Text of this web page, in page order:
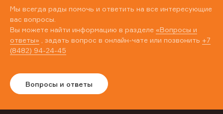
Мы всегда рады помочь и ответить на все интересующие
вас вопросы.
Вы можете найти информацию в разделе «Вопросы и
ответы» , задать вопрос в онлайн-чате или позвонить +7
(8482) 94-24-45
Вопросы и ответы